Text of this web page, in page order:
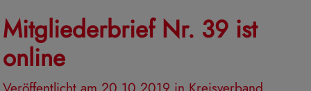
Mitgliederbrief Nr. 39 ist
online